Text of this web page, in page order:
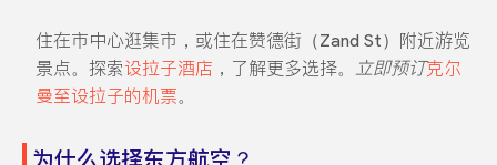
住在市中心逛集市，或住在赞德街（Zand St）附近游览
景点。探索设拉子酒店 ，了解更多选择。 立即预订克尔
曼至设拉子的机票。
为什么选择东方航空？